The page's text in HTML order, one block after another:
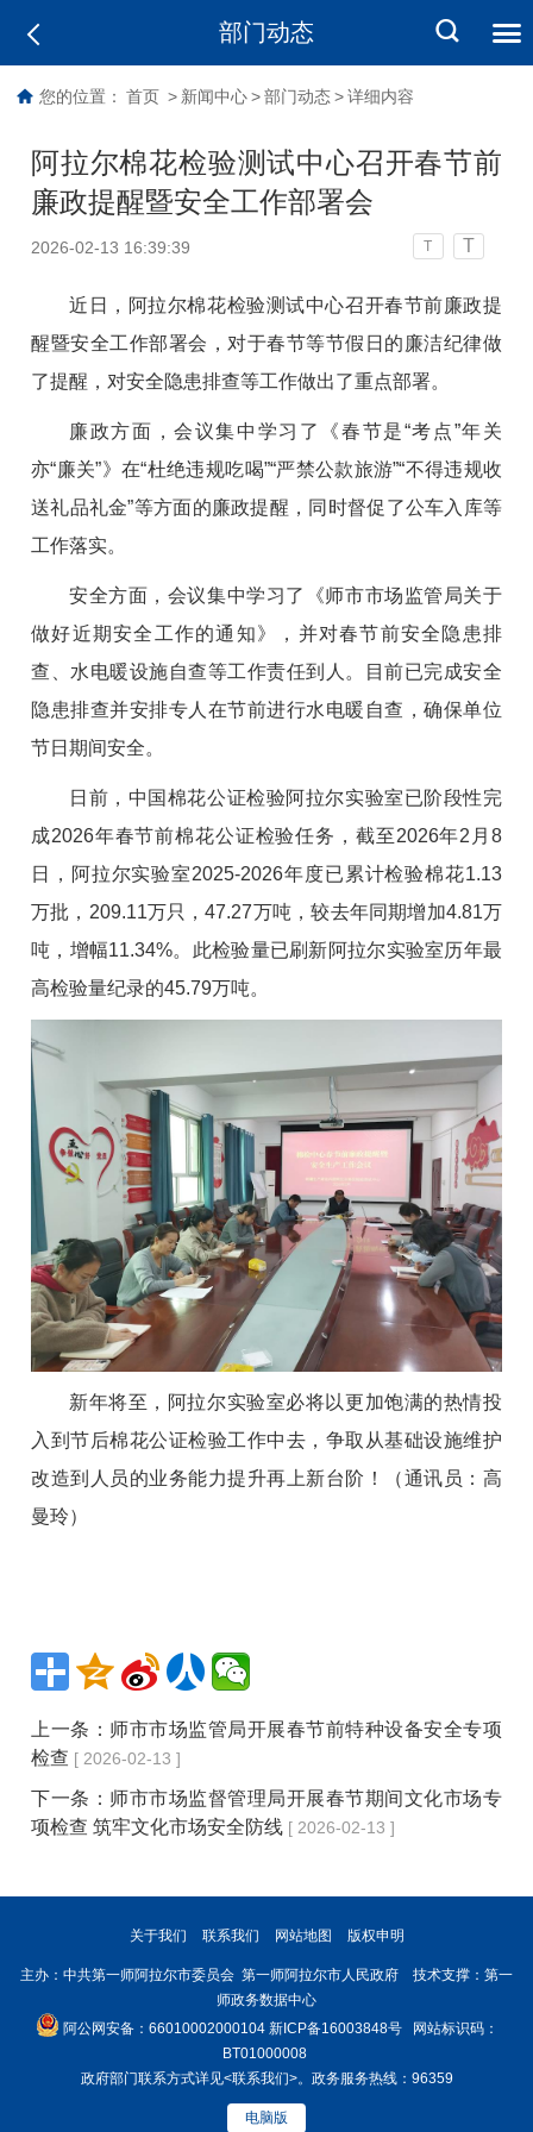
部门动态
您的位置： 首页 > 新闻中心 > 部门动态 > 详细内容
阿拉尔棉花检验测试中心召开春节前
廉政提醒暨安全工作部署会
2026-02-13 16:39:39 T T
近日，阿拉尔棉花检验测试中心召开春节前廉政提
醒暨安全工作部署会，对于春节等节假日的廉洁纪律做
了提醒，对安全隐患排查等工作做出了重点部署。
廉政方面，会议集中学习了《春节是“考点”年关
亦“廉关”》在“杜绝违规吃喝”“严禁公款旅游”“不得违规收
送礼品礼金”等方面的廉政提醒，同时督促了公车入库等
工作落实。
安全方面，会议集中学习了《师市市场监管局关于
做好近期安全工作的通知》，并对春节前安全隐患排
查、水电暖设施自查等工作责任到人。目前已完成安全
隐患排查并安排专人在节前进行水电暖自查，确保单位
节日期间安全。
日前，中国棉花公证检验阿拉尔实验室已阶段性完
成2026年春节前棉花公证检验任务，截至2026年2月8
日，阿拉尔实验室2025-2026年度已累计检验棉花1.13
万批，209.11万只，47.27万吨，较去年同期增加4.81万
吨，增幅11.34%。此检验量已刷新阿拉尔实验室历年最
高检验量纪录的45.79万吨。
新年将至，阿拉尔实验室必将以更加饱满的热情投
入到节后棉花公证检验工作中去，争取从基础设施维护
改造到人员的业务能力提升再上新台阶！（通讯员：高
曼玲）
上一条： 师市市场监管局开展春节前特种设备安全专项
检查 [ 2026-02-13 ]
下一条： 师市市场监督管理局开展春节期间文化市场专
项检查 筑牢文化市场安全防线 [ 2026-02-13 ]
关于我们 联系我们 网站地图 版权申明
主办：中共第一师阿拉尔市委员会 第一师阿拉尔市人民政府 技术支撑：第一
师政务数据中心
阿公网安备：66010002000104 新ICP备16003848号网站标识码：
BT01000008
政府部门联系方式详见<联系我们>。政务服务热线：96359
电脑版